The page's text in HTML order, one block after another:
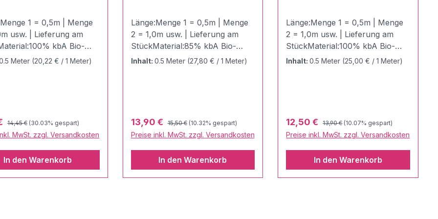
1 = 0,5m | Menge
usw. | Lieferung am
kbA Bio-
Liebe !Die Stoffe sind
hochwertiger Bio-
und wurden von der
komplett in
- Der
Meter (20,22 € / 1 Meter)
Regulärer Preis:
14,45 € (30.03% gespart)
MwSt. zzgl. Versandkosten
In den Warenkorb
Länge:Menge 1 = 0,5m | Menge
2 = 1,0m usw. | Lieferung am
StückMaterial:85% kbA Bio-
Baumwolle | 15% Elasthan
Hamburger Liebe !Der neue
Elastic Knötchen Jacquard ist in
gewohnter, hochwertiger Bio-
Qualität und wurden von der
Firma Albstoffe komplett in
Deutschland hergestellt. Der
Inhalt: 0.5 Meter (27,80 € / 1 Meter)
Verkaufspreis:
13,90 € Regulärer Preis:
15,50 € (10.32% gespart)
Preise inkl. MwSt. zzgl. Versandkosten
In den Warenkorb
Länge:Menge 1 = 0,5m | Menge
2 = 1,0m usw. | Lieferung am
StückMaterial:100% kbA Bio-
Baumwolle Zertifizierung: Ökotex
hochwertiger Hamburger Liebe
GOTS Digitaldruck auf auf New
Cotton Satin Webware.
Farbintensive und moderne
Motive machen diese Kollektion
zu einem Highlight, welche
Inhalt:0.5 Meter (25,00 € / 1 Meter)
Verkaufspreis:
12,50 € Regulärer Preis:
13,90 € (10.07% gespart)
Preise inkl. MwSt. zzgl. Versandkosten
In den Warenkorb